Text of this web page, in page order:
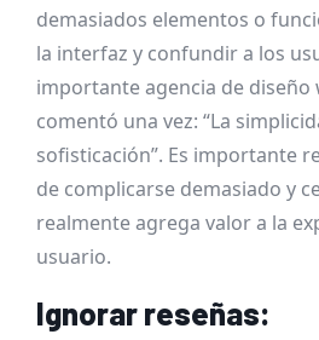
demasiados elementos o
la interfaz y confundir a los
importante agencia de diseño
comentó una vez: “La
sofisticación”. Es importante
de complicarse demasiado y
realmente agrega valor a la
usuario.
Ignorar reseñas: